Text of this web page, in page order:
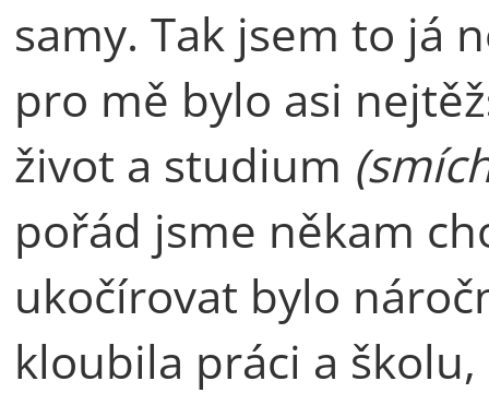
samy. Tak jsem to já
pro mě bylo asi
život a studium
pořád jsme někam
ukočírovat bylo
kloubila práci a